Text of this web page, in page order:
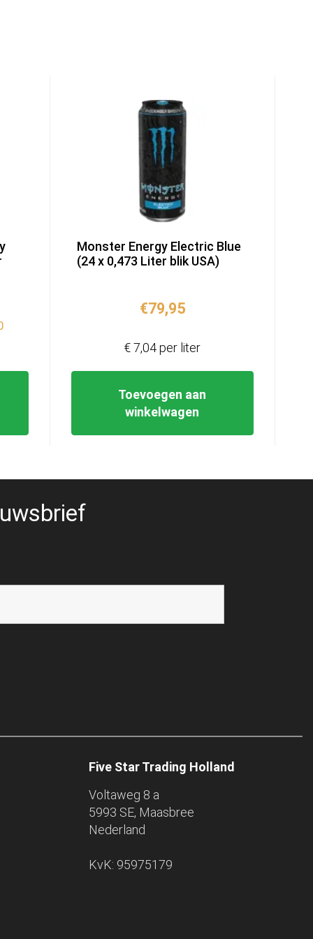
Monster Energy Electric Blue
(24 x 0,473 Liter blik USA)
€79,95
Toevoegen aan
winkelwagen
€ 7,04 per liter
Five Star Trading Holland
Voltaweg 8 a
5993 SE, Maasbree
Nederland
KvK: 95975179